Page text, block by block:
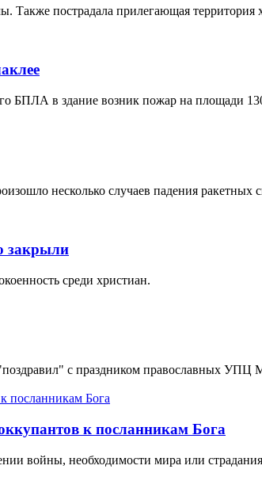
пострадала прилегающая территория
БПЛА в здание возник пожар на площади
несколько случаев падения ракетных
закрыли
среди христиан.
с праздником православных УПЦ
к посланникам Бога
войны, необходимости мира или